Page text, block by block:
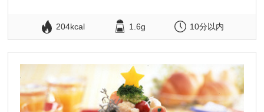
204kcal 1.6g 10分以内